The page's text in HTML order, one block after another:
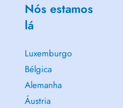
Nós estamos
lá
Luxemburgo
Bélgica
Alemanha
Áustria